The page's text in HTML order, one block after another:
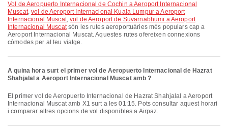
vol de Aeropuerto Internacional de Cochin a Aeroport Internacional
Muscat,vol de Aeroport Internacional Kuala Lumpur a Aeroport
Internacional Muscat,vol de Aeroport de Suvarnabhumi a Aeroport
Internacional Muscatsón les rutes aeroportuàries més populars cap a
Aeroport Internacional Muscat. Aquestes rutes ofereixen connexions
còmodes per al teu viatge.
A quina hora surt el primer vol de Aeropuerto Internacional de Hazrat
Shahjalal a Aeroport Internacional Muscat amb ?
El primer vol de Aeropuerto Internacional de Hazrat Shahjalal a Aeroport
Internacional Muscat amb X1 surt a les 01:15. Pots consultar aquest horari
i comparar altres opcions de vol disponibles a Airpaz.